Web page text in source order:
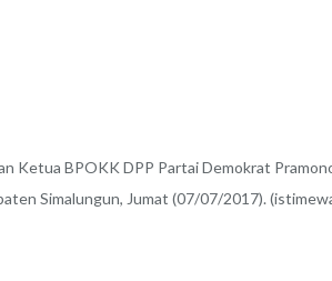
Ketua BPOKK DPP Partai Demokrat
Simalungun, Jumat (07/07/2017).